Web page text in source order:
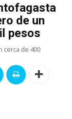
de un
pesos
de 400